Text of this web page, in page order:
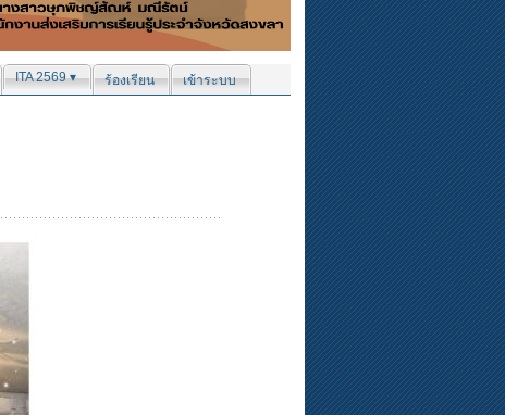
ITA 2569 ▾ ร้องเรียน เข้าระบบ